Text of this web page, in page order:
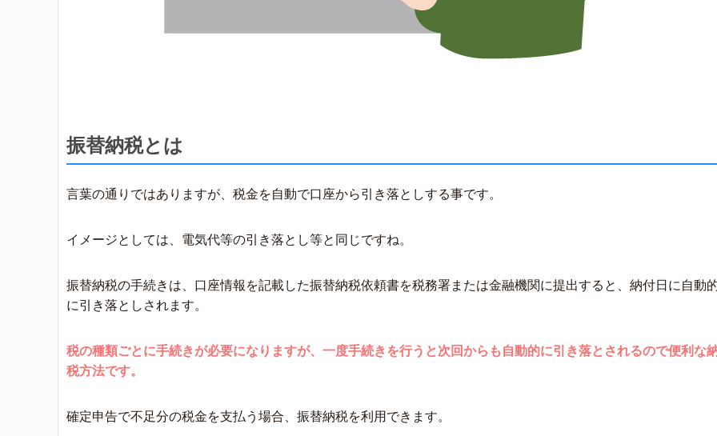
振替納税とは
言葉の通りではありますが、税金を自動で口座から引き落としする事です。
イメージとしては、電気代等の引き落とし等と同じですね。
振替納税の手続きは、口座情報を記載した振替納税依頼書を税務署または金融機関に提出すると、納付日に自動
に引き落としされます。
税の種類ごとに手続きが必要になりますが、一度手続きを行うと次回からも自動的に引き落とされるので便利な
税方法です。
確定申告で不足分の税金を支払う場合、振替納税を利用できます。